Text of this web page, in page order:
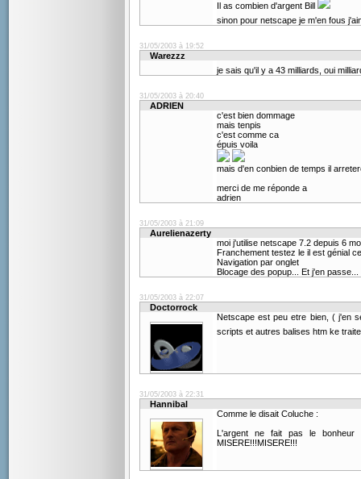
Il as combien d'argent Bill
sinon pour netscape je m'en fous
31/05/2003 à 19:52
Warezzz
je sais qu'il y a 43 milliards, oui
31/05/2003 à 20:40
ADRIEN
c'est bien dommage
mais tenpis
c'est comme ca
épuis voila
mais d'en conbien de temps il
merci de me réponde a
adrien
31/05/2003 à 21:09
Aurelienazerty
moi j'utilise netscape 7.2 depuis 6
Franchement testez le il est génial
Navigation par onglet
Blocage des popup... Et j'en passe...
31/05/2003 à 22:07
Doctorrock
Netscape est peu etre bien, ( j'en
scripts et autres balises htm ke
31/05/2003 à 22:31
Hannibal
Comme le disait Coluche :
L'argent ne fait pas le
MISERE!!!MISERE!!!